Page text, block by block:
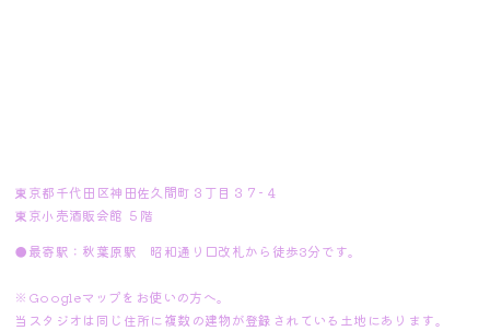
東京都千代田区神田佐久間町３丁目３７−４
東京小売酒販会館 ５階
●最寄駅：秋葉原駅 昭和通り口改札から徒歩3分です。
※Googleマップをお使いの方へ。
当スタジオは同じ住所に複数の建物が登録されている土地にあります。